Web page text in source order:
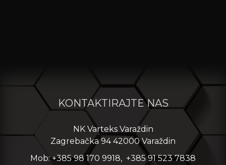
KONTAKTIRAJTE NAS
NK Varteks Varaždin
Zagrebačka 94 42000 Varaždin
Mob: +385 98 170 9918, +385 91 523 7838